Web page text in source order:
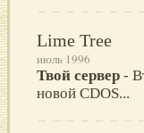
Lime Tree
июль 1996
Твой сервер -
новой CDOS...